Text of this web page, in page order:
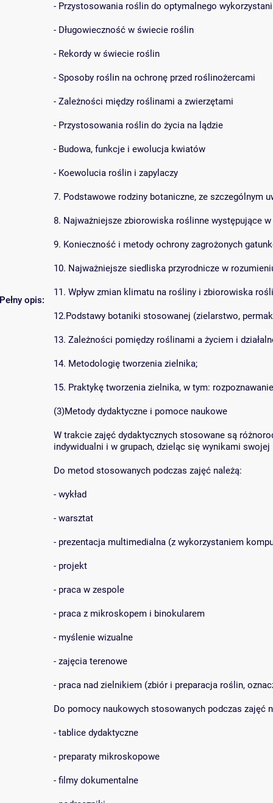
Pełny opis:
- Przystosowania roślin do optymalnego
- Długowieczność w świecie roślin
- Rekordy w świecie roślin
- Sposoby roślin na ochronę przed roślinożercami
- Zależności między roślinami a zwierzętami
- Przystosowania roślin do życia na lądzie
- Budowa, funkcje i ewolucja kwiatów
- Koewolucia roślin i zapylaczy
7. Podstawowe rodziny botaniczne, ze szczególnym
8. Najważniejsze zbiorowiska roślinne występujące
9. Konieczność i metody ochrony zagrożonych
10. Najważniejsze siedliska przyrodnicze w
11. Wpływ zmian klimatu na rośliny i zbiorowiska
12.Podstawy botaniki stosowanej (zielarstwo,
13. Zależności pomiędzy roślinami a życiem i
14. Metodologię tworzenia zielnika;
15. Praktykę tworzenia zielnika, w tym:
(3)Metody dydaktyczne i pomoce naukowe
W trakcie zajęć dydaktycznych stosowane są
indywidualni i w grupach, dzieląc się wynikami swojej
Do metod stosowanych podczas zajęć należą:
- wykład
- warsztat
- prezentacja multimedialna (z wykorzystaniem
- projekt
- praca w zespole
- praca z mikroskopem i binokularem
- myślenie wizualne
- zajęcia terenowe
- praca nad zielnikiem (zbiór i preparacja roślin,
Do pomocy naukowych stosowanych podczas zajęć
- tablice dydaktyczne
- preparaty mikroskopowe
- filmy dokumentalne